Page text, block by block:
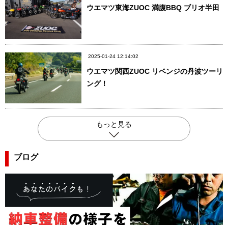
ウエマツ東海ZUOC 満腹BBQ ブリオ半田
2025-01-24 12:14:02
ウエマツ関西ZUOC リベンジの丹波ツーリ
ング！
もっと見る
ブログ